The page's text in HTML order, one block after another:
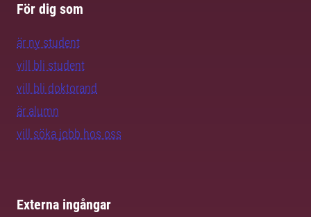
För dig som
är ny student
vill bli student
vill bli doktorand
är alumn
vill söka jobb hos oss
Externa ingångar